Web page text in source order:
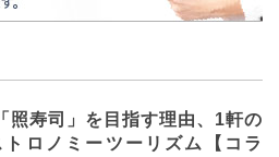
照寿司」を目指す理由、1軒の
ロノミーツーリズム【コラ